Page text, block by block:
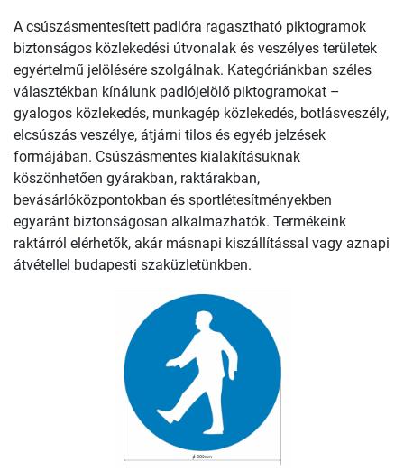
A csúszásmentesített padlóra ragasztható piktogramok
biztonságos közlekedési útvonalak és veszélyes területek
egyértelmű jelölésére szolgálnak. Kategóriánkban széles
választékban kínálunk padlójelölő piktogramokat –
gyalogos közlekedés, munkagép közlekedés, botlásveszély,
elcsúszás veszélye, átjárni tilos és egyéb jelzések
formájában. Csúszásmentes kialakításuknak
köszönhetően gyárakban, raktárakban,
bevásárlóközpontokban és sportlétesítményekben
egyaránt biztonságosan alkalmazhatók. Termékeink
raktárról elérhetők, akár másnapi kiszállítással vagy aznapi
átvétellel budapesti szaküzletünkben.